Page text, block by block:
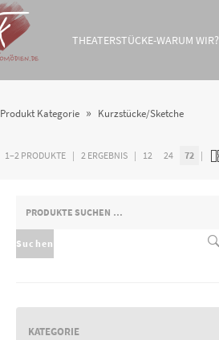
THEATERSTÜCKE-WARUM WIR?
Produkt Kategorie » Kurzstücke/Sketche
1–2 PRODUKTE 2 ERGEBNIS 12 24 72
SUCHEN
NACH:
Suchen
KATEGORIE